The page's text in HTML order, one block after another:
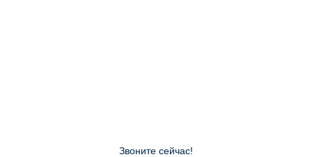
Звоните сейчас!